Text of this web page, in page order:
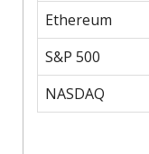
Ethereum
S&P 500
NASDAQ